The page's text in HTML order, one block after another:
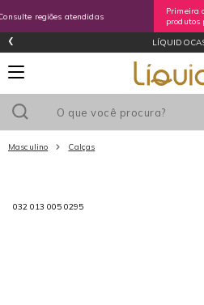
Primeira compra? Ganhe R$25 OFF com o
produtos promocionais
COMPRE PELO
‹
Masculino Calças
032 013 005 0295